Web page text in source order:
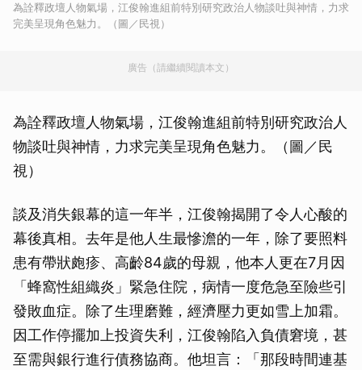
為詮釋政壇人物氣場，江俊翰進組前特別研究政治人物談吐與神情，力求
完美呈現角色魅力。（圖／民視）
廣告（請繼續閱讀本文）
為詮釋政壇人物氣場，江俊翰進組前特別研究政治人
物談吐與神情，力求完美呈現角色魅力。（圖／民
視）
談及消失銀幕的這一年半，江俊翰揭開了令人心酸的
幕後真相。去年是他人生最慘澹的一年，除了要照料
患有帶狀皰疹、高齡84歲的母親，他本人更在7月因
「蜂窩性組織炎」緊急住院，病情一度危急至險些引
發敗血症。除了生理磨難，經濟壓力更如雪上加霜。
因工作停擺加上投資失利，江俊翰陷入負債窘境，甚
至需與銀行進行債務協商。他坦言：「那段時間連基